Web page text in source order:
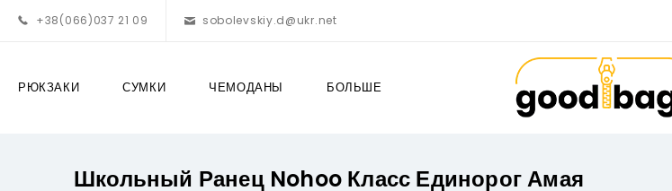
+38(066)037 21 09 sobolevskiy.d@ukr.net
РЮКЗАКИ СУМКИ ЧЕМОДАНЫ БОЛЬШЕ
Школьный Ранец Nohoo Класс Единорог Амая